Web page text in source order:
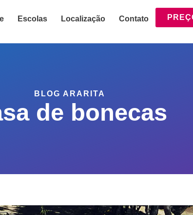
Escolas Localização Contato
BLOG ARARITA
de bonecas